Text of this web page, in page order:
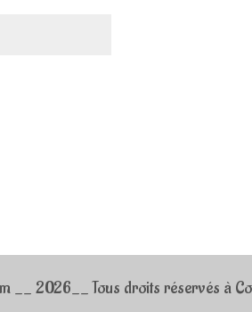
__ 2026__ Tous droits réservés à